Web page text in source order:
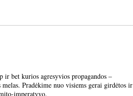
bet kurios agresyvios propagandos –
Pradėkime nuo visiems gerai girdėtos ir
imperatyvo.